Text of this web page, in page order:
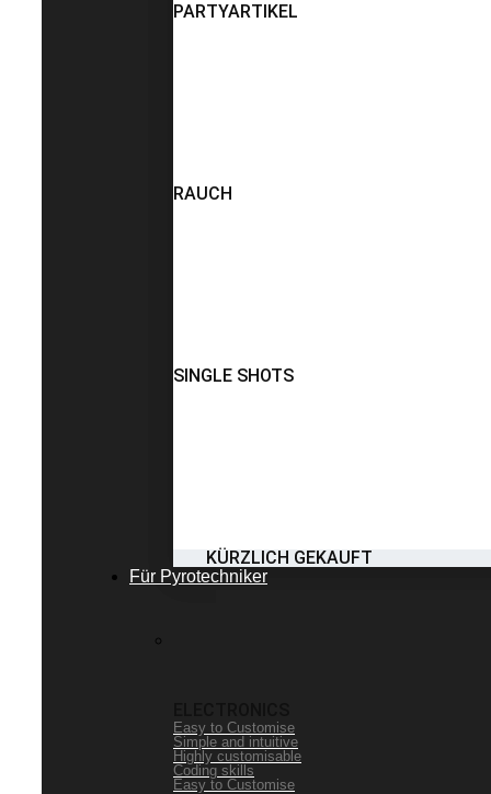
PARTYARTIKEL
RAUCH
SINGLE SHOTS
KÜRZLICH GEKAUFT
Für Pyrotechniker
Easy to Customise
Simple and intuitive
Highly customisable
Coding skills
Easy to Customise